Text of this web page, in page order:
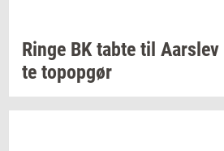
Ringe BK tabte til Aars­lev
te topop­gør